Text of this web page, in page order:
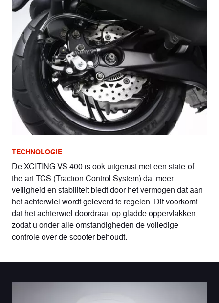
TECHNOLOGIE
De XCITING VS 400 is ook uitgerust met een state-of-
the-art TCS (Traction Control System) dat meer
veiligheid en stabiliteit biedt door het vermogen dat aan
het achterwiel wordt geleverd te regelen. Dit voorkomt
dat het achterwiel doordraait op gladde oppervlakken,
zodat u onder alle omstandigheden de volledige
controle over de scooter behoudt.